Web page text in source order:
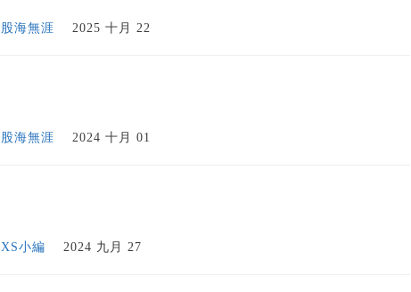
股海無涯 2025 十月 22
股海無涯 2024 十月 01
XS小編 2024 九月 27